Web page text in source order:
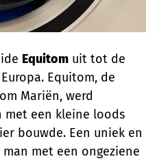
Equitom uit tot de
Equitom, de
Mariën, werd
met een kleine loods
bouwde. Een uniek en
met een ongeziene